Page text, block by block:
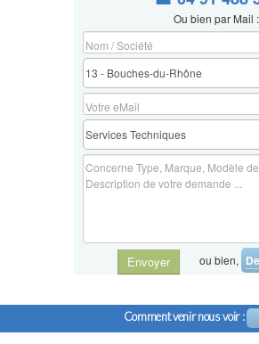
Ou bien par Mail :
Envoyer ou bien,
Comment venir nous voir :